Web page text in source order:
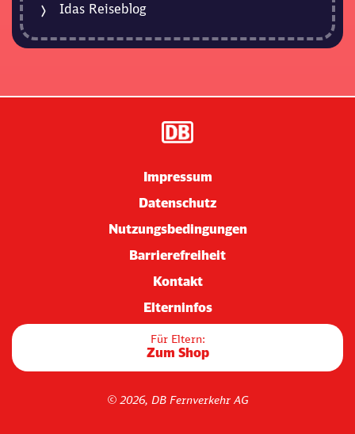
Idas Reiseblog
Impressum
Datenschutz
Nutzungsbedingungen
Barrierefreiheit
Kontakt
Elterninfos
Für Eltern:
Zum Shop
© 2026, DB Fernverkehr AG